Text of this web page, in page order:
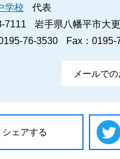
学校
代表
7111
岩手県八幡平市大
76-3530
Fax：0195-
メールで
シェアする